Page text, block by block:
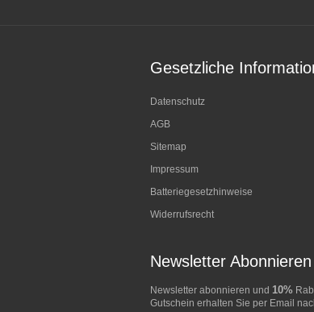
Gesetzliche
Datenschutz
AGB
Sitemap
Impressum
Batteriegesetzhinweise
Widerrufsrecht
Newsletter Abonnieren
Newsletter abonnieren und 10%
Gutschein erhalten Sie per Email